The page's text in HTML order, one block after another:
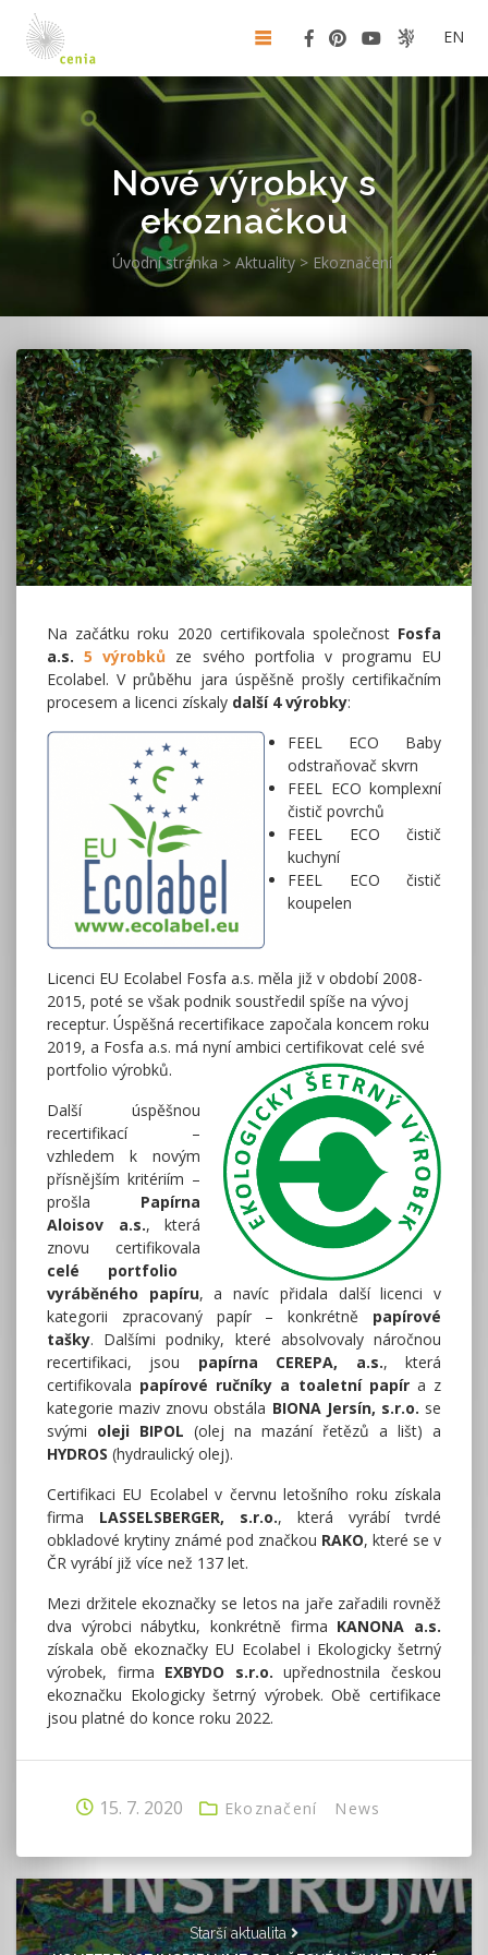
EN
Nové výrobky s
ekoznačkou
Úvodní stránka > Aktuality> Ekoznačení
Na začátku roku 2020 certifikovala společnost Fosfa
a.s. 5 výrobků ze svého portfolia v programu EU
Ecolabel. V průběhu jara úspěšně prošly certifikačním
procesem a licenci získaly další 4 výrobky:
FEEL ECO Baby
odstraňovač skvrn
FEEL ECO komplexní
čistič povrchů
FEEL ECO čistič
kuchyní
FEEL ECO čistič
koupelen
Licenci EU Ecolabel Fosfa a.s. měla již v období 2008-
2015, poté se však podnik soustředil spíše na vývoj
receptur. Úspěšná recertifikace započala koncem roku
2019, a Fosfa a.s. má nyní ambici certifikovat celé své
portfolio výrobků.
Další úspěšnou
recertifikací –
vzhledem k novým
přísnějším kritériím –
prošla Papírna
Aloisov a.s., která
znovu certifikovala
celé portfolio
vyráběného papíru, a navíc přidala další licenci v
kategorii zpracovaný papír – konkrétně papírové
tašky. Dalšími podniky, které absolvovaly náročnou
recertifikaci, jsou papírna CEREPA, a.s., která
certifikovala papírové ručníky a toaletní papíra z
kategorie maziv znovu obstála BIONA Jersín, s.r.o. se
svými oleji BIPOL (olej na mazání řetězů a lišt) a
HYDROS (hydraulický olej).
Certifikaci EU Ecolabel v červnu letošního roku získala
firma LASSELSBERGER, s.r.o., která vyrábí tvrdé
obkladové krytiny známé pod značkou RAKO, které se v
ČR vyrábí již více než 137 let.
Mezi držitele ekoznačky se letos na jaře zařadili rovněž
dva výrobci nábytku, konkrétně firma KANONA a.s.
získala obě ekoznačky EU Ecolabel i Ekologicky šetrný
výrobek, firma EXBYDO s.r.o. upřednostnila českou
ekoznačku Ekologicky šetrný výrobek. Obě certifikace
jsou platné do konce roku 2022.
15. 7. 2020 Ekoznačení News
Starší aktualita